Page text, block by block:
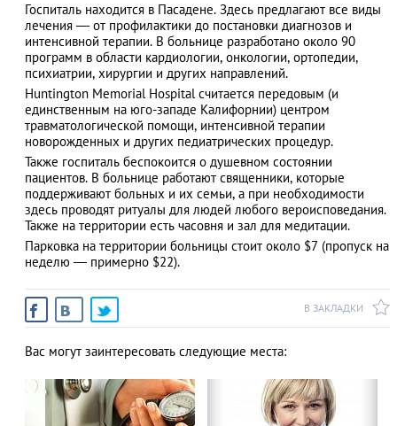
АЗАД
Госпиталь находится в Пасадене. Здесь предлагают все виды
лечения ― от профилактики до постановки диагнозов и
интенсивной терапии. В больнице разработано около 90
программ в области кардиологии, онкологии, ортопедии,
психиатрии, хирургии и других направлений.
Huntington Memorial Hospital считается передовым (и
единственным на юго-западе Калифорнии) центром
травматологической помощи, интенсивной терапии
новорожденных и других педиатрических процедур.
Также госпиталь беспокоится о душевном состоянии
пациентов. В больнице работают священники, которые
поддерживают больных и их семьи, а при необходимости
здесь проводят ритуалы для людей любого вероисповедания.
Также на территории есть часовня и зал для медитации.
Парковка на территории больницы стоит около $7 (пропуск на
неделю ― примерно $22).
В ЗАКЛАДКИ
Вас могут заинтересовать следующие места: